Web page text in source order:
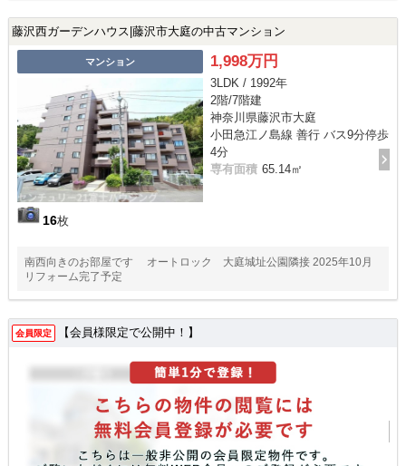
藤沢西ガーデンハウス|藤沢市大庭の中古マンション
マンション
16枚
1,998万円
3LDK / 1992年
2階/7階建
神奈川県藤沢市大庭
小田急江ノ島線 善行 バス9分停歩
4分
専有面積 65.14㎡
南西向きのお部屋です オートロック 大庭城址公園隣接 2025年10月
リフォーム完了予定
会員限定 【会員様限定で公開中！】